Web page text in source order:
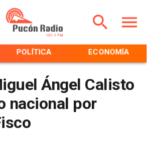
POLÍTICA ECONOMÍA
Ángel Calisto
nacional por